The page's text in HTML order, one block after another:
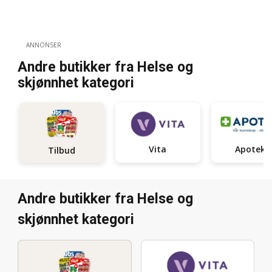
ANNONSER
Andre butikker fra Helse og
skjønnhet kategori
Tilbud Vita Apotek 1
Andre butikker fra Helse og
skjønnhet kategori